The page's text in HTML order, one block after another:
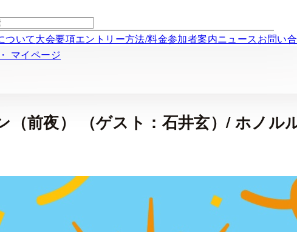
ついて大会要項エントリー方法/料金参加者案内ニュースお問い
マイページ
前夜） （ゲスト：石井玄）/ ホノル